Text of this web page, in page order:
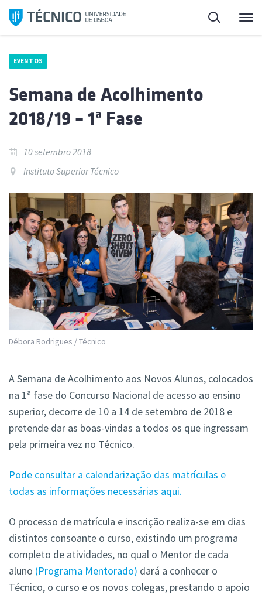
Saltar
para
Pesquisa
EVENTOS
Semana de Acolhimento
2018/19 – 1ª Fase
10 setembro 2018
Instituto Superior Técnico
Débora Rodrigues / Técnico
A Semana de Acolhimento aos Novos Alunos, colocados
na 1ª fase do Concurso Nacional de acesso ao ensino
superior, decorre de 10 a 14 de setembro de 2018 e
pretende dar as boas-vindas a todos os que ingressam
pela primeira vez no Técnico.
Pode consultar a calendarização das matrículas e
todas as informações necessárias aqui.
O processo de matrícula e inscrição realiza-se em dias
distintos consoante o curso, existindo um programa
completo de atividades, no qual o Mentor de cada
aluno (Programa Mentorado) dará a conhecer o
Técnico, o curso e os novos colegas, prestando o apoio